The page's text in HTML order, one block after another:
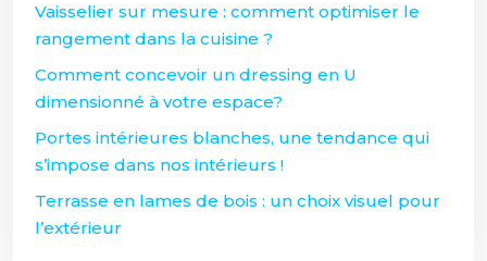
Vaisselier sur mesure : comment optimiser le
rangement dans la cuisine ?
Comment concevoir un dressing en U
dimensionné à votre espace?
Portes intérieures blanches, une tendance qui
s’impose dans nos intérieurs !
Terrasse en lames de bois : un choix visuel pour
l’extérieur